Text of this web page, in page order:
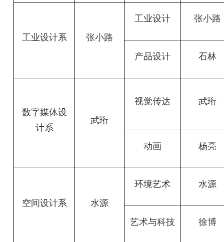
工业设计系 张小路
工业设计 张小路
产品设计 石林
数字媒体设
计系
武珩
视觉传达 武珩
动画 杨亮
空间设计系 水源
环境艺术 水源
艺术与科技 徐博